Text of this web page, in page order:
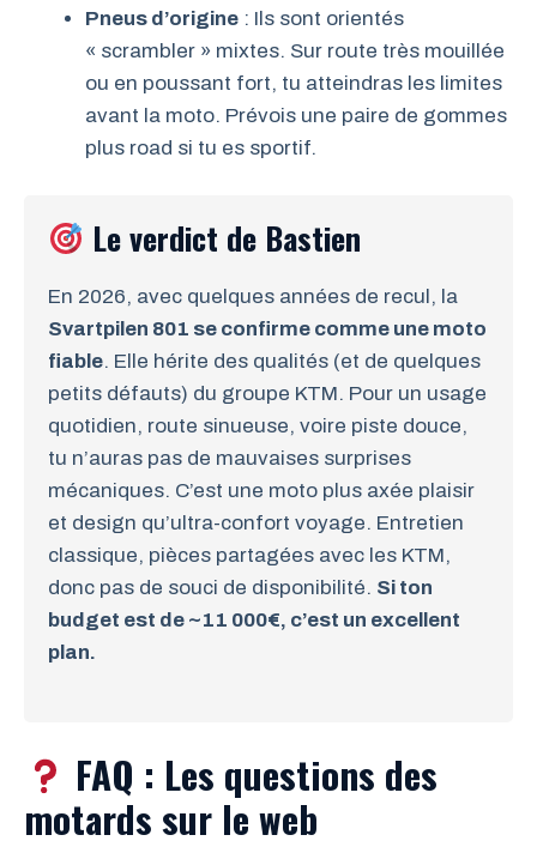
Pneus d’origine : Ils sont orientés
« scrambler » mixtes. Sur route très mouillée
ou en poussant fort, tu atteindras les limites
avant la moto. Prévois une paire de gommes
plus road si tu es sportif.
Le verdict de Bastien
En 2026, avec quelques années de recul, la
Svartpilen 801 se confirme comme une moto
fiable. Elle hérite des qualités (et de quelques
petits défauts) du groupe KTM. Pour un usage
quotidien, route sinueuse, voire piste douce,
tu n’auras pas de mauvaises surprises
mécaniques. C’est une moto plus axée plaisir
et design qu’ultra-confort voyage. Entretien
classique, pièces partagées avec les KTM,
donc pas de souci de disponibilité. Si ton
budget est de ~11 000€, c’est un excellent
plan.
FAQ : Les questions des
motards sur le web